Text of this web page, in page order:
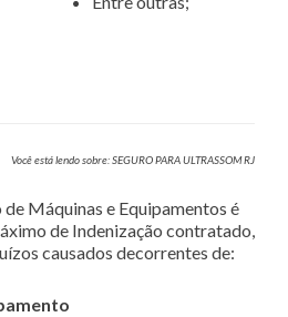
Você está lendo sobre: SEGURO PARA ULTRASSOM RJ
Máquinas e Equipamentos é
de Indenização contratado,
causados decorrentes de: